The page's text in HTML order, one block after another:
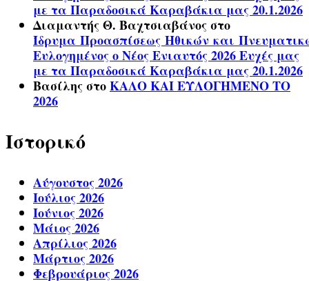
με τα Παραδοσικά Καραβάκια μας 20.1.2026
Διαμαντής Θ. Βαχτσιαβάνοςστο
Ίδρυμα Προασπίσεως Ηθικών και
Ευλογημένος ο Νέος Ενιαυτός 2026 Ευχές μας
με τα Παραδοσικά Καραβάκια μας 20.1.2026
ΒασίληςστοΚΑΛΟ ΚΑΙ ΕΥΛΟΓΗΜΕΝΟ ΤΟ
2026
Ιστορικό
Αύγουστος 2026
Ιούλιος 2026
Ιούνιος 2026
Μάιος 2026
Απρίλιος 2026
Μάρτιος 2026
Φεβρουάριος 2026